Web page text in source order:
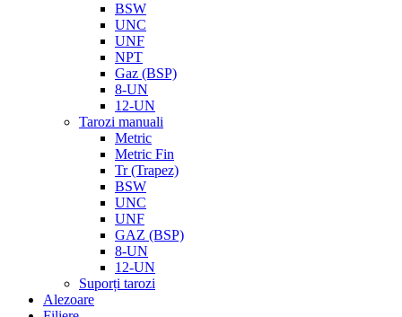
BSW
UNC
UNF
NPT
Gaz (BSP)
8-UN
12-UN
Tarozi manuali
Metric
Metric Fin
Tr (Trapez)
BSW
UNC
UNF
GAZ (BSP)
8-UN
12-UN
Suporți tarozi
Alezoare